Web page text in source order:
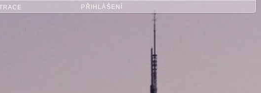
PŘIHLÁŠENÍ